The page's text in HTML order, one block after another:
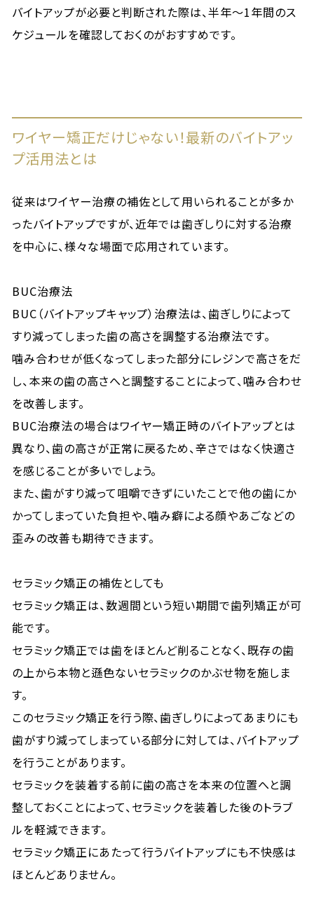
バイトアップが必要と判断された際は、半年～1年間のス
ケジュールを確認しておくのがおすすめです。
ワイヤー矯正だけじゃない！最新のバイトアッ
プ活用法とは
従来はワイヤー治療の補佐として用いられることが多か
ったバイトアップですが、近年では歯ぎしりに対する治療
を中心に、様々な場面で応用されています。
BUC治療法
BUC（バイトアップキャップ）治療法は、歯ぎしりによって
すり減ってしまった歯の高さを調整する治療法です。
噛み合わせが低くなってしまった部分にレジンで高さをだ
し、本来の歯の高さへと調整することによって、噛み合わせ
を改善します。
BUC治療法の場合はワイヤー矯正時のバイトアップとは
異なり、歯の高さが正常に戻るため、辛さではなく快適さ
を感じることが多いでしょう。
また、歯がすり減って咀嚼できずにいたことで他の歯にか
かってしまっていた負担や、噛み癖による顔やあごなどの
歪みの改善も期待できます。
セラミック矯正の補佐としても
セラミック矯正は、数週間という短い期間で歯列矯正が可
能です。
セラミック矯正では歯をほとんど削ることなく、既存の歯
の上から本物と遜色ないセラミックのかぶせ物を施しま
す。
このセラミック矯正を行う際、歯ぎしりによってあまりにも
歯がすり減ってしまっている部分に対しては、バイトアップ
を行うことがあります。
セラミックを装着する前に歯の高さを本来の位置へと調
整しておくことによって、セラミックを装着した後のトラブ
ルを軽減できます。
セラミック矯正にあたって行うバイトアップにも不快感は
ほとんどありません。